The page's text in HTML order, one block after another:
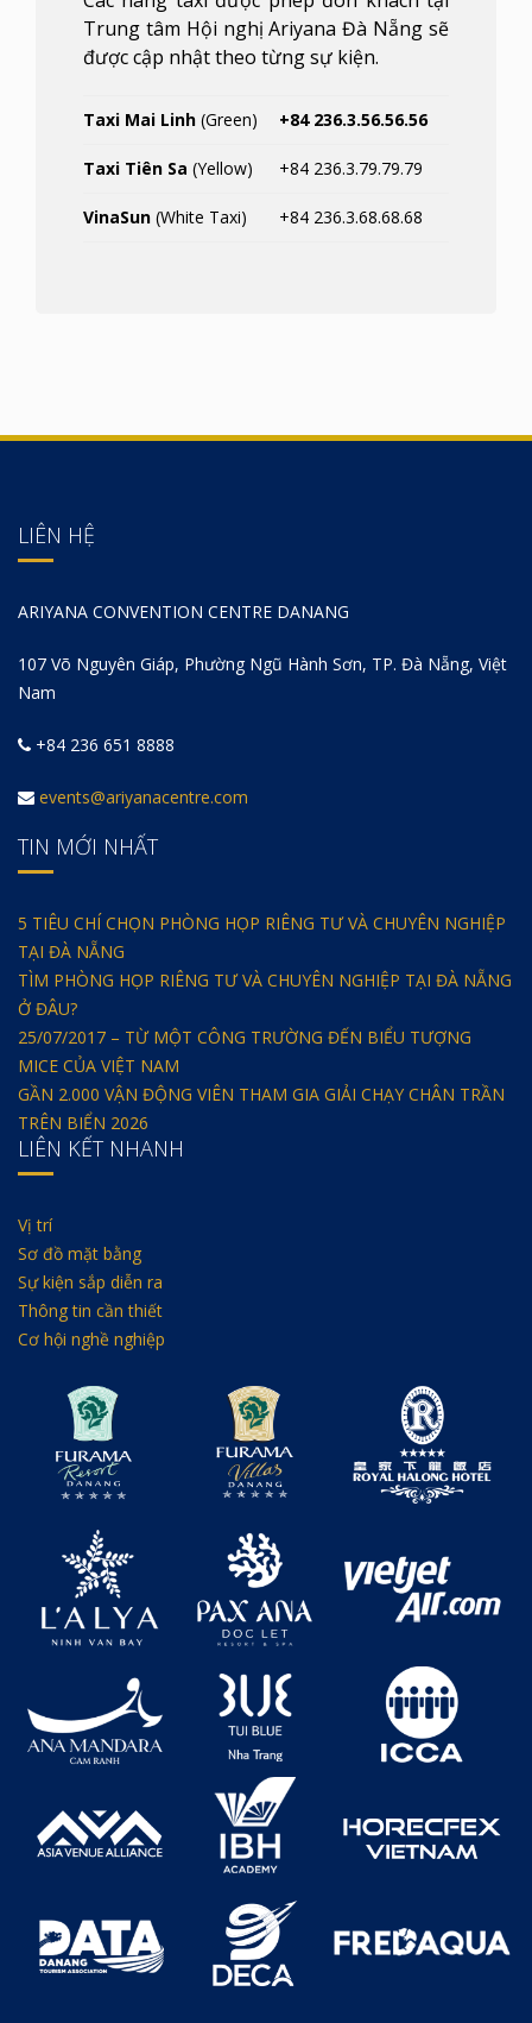
Trung tâm Hội nghị Ariyana Đà Nẵng sẽ
được cập nhật theo từng sự kiện.
Taxi Mai Linh (Green) +84 236.3.56.56.56
Taxi Tiên Sa (Yellow) +84 236.3.79.79.79
VinaSun (White Taxi) +84 236.3.68.68.68
LIÊN HỆ
ARIYANA CONVENTION CENTRE DANANG
107 Võ Nguyên Giáp, Phường Ngũ Hành Sơn, TP. Đà Nẵng, Việt
Nam
+84 236 651 8888
events@ariyanacentre.com
TIN MỚI NHẤT
5 TIÊU CHÍ CHỌN PHÒNG HỌP RIÊNG TƯ VÀ CHUYÊN NGHIỆP
TẠI ĐÀ NẴNG
TÌM PHÒNG HỌP RIÊNG TƯ VÀ CHUYÊN NGHIỆP TẠI ĐÀ NẴNG
Ở ĐÂU?
25/07/2017 – TỪ MỘT CÔNG TRƯỜNG ĐẾN BIỂU TƯỢNG
MICE CỦA VIỆT NAM
GẦN 2.000 VẬN ĐỘNG VIÊN THAM GIA GIẢI CHẠY CHÂN TRẦN
TRÊN BIỂN 2026
LIÊN KẾT NHANH
Vị trí
Sơ đồ mặt bằng
Sự kiện sắp diễn ra
Thông tin cần thiết
Cơ hội nghề nghiệp